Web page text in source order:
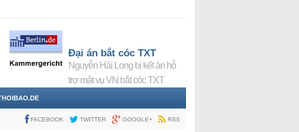
Đại án bắt cóc TXT
Nguyễn Hải Long bị kết án hỗ
trợ mật vụ VN bắt cóc TXT
FACEBOOK TWITTER GOOGLE+ RSS